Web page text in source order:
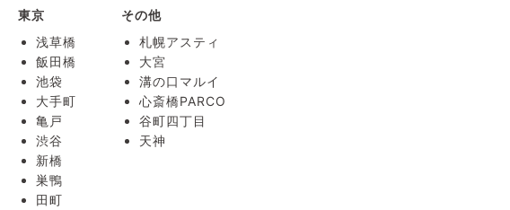
東京
浅草橋
飯田橋
池袋
大手町
亀戸
渋谷
新橋
巣鴨
田町
その他
札幌アスティ
大宮
溝の口マルイ
心斎橋PARCO
谷町四丁目
天神